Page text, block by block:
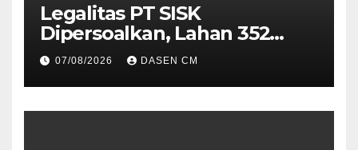
Legalitas PT SISK
Dipersoalkan, Lahan 352
Hektare Jadi Sorotan dalam
Perkara Panen
07/08/2026 DASEN CM